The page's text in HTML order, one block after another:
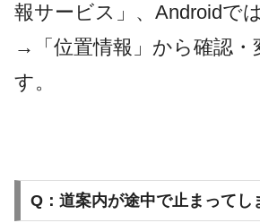
報サービス」、Androidでは
→「位置情報」から確認・
す。
Q：道案内が途中で止まってし